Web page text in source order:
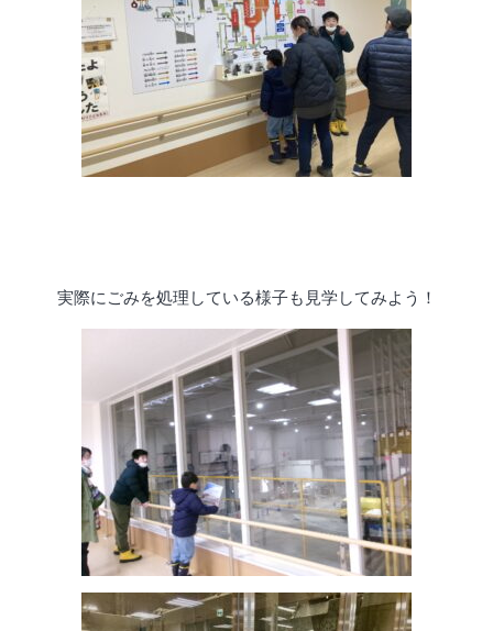
実際にごみを処理している様子も見学してみよう！